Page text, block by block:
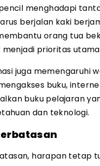
menghadapi
berjalan kaki
orang tua
prioritas
juga memengaruhi
buku,
buku pelajaran
dan teknologi.
harapan tetap